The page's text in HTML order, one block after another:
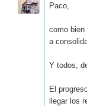
Paco,
como bien
a
Y todos,
El
llegar los